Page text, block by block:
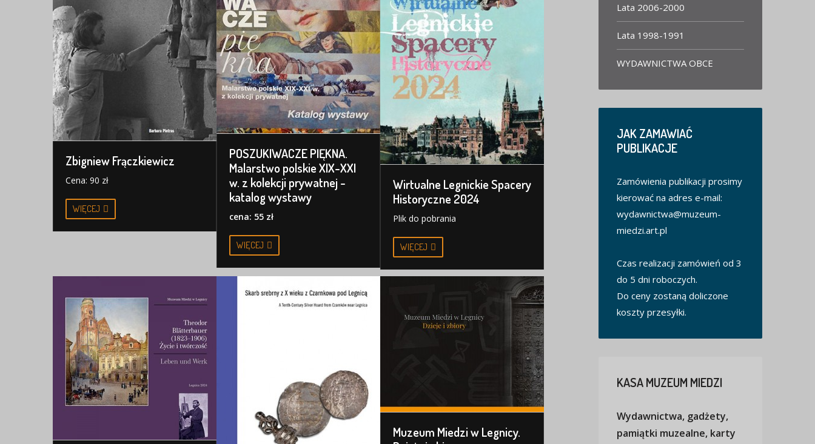
Zbigniew Frączkiewicz
Cena: 90 zł
WIĘCEJ
POSZUKIWACZE PIĘKNA.
Malarstwo polskie XIX-XXI
w. z kolekcji prywatnej -
katalog wystawy
cena: 55 zł
WIĘCEJ
Wirtualne Legnickie Spacery
Historyczne 2024
Plik do pobrania
WIĘCEJ
Muzeum Miedzi w Legnicy.
Lata 2006-2000
Lata 1998-1991
WYDAWNICTWA OBCE
JAKZAMAWIAĆ
PUBLIKACJE
Zamówienia publikacji prosimy
kierować na adres e-mail:
wydawnictwa@muzeum-
miedzi.art.pl
Czas realizacji zamówień od 3
do 5 dni roboczych.
Do ceny zostaną doliczone
koszty przesyłki.
KASAMUZEUM MIEDZI
Wydawnictwa, gadżety,
pamiątki muzealne, karty